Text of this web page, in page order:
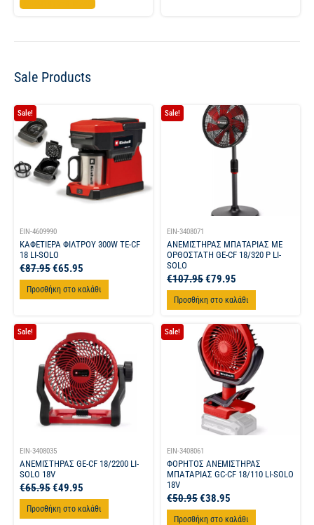
Προσθήκη στο καλάθι
Sale Products
Sale!
EIN-4609990
ΚΑΦΕΤΙΕΡΑ ΦΙΛΤΡΟΥ 300W TE-CF
18 LI-SOLO
€87.95€65.95
Προσθήκη στο καλάθι
Sale!
EIN-3408071
ΑΝΕΜΙΣΤΗΡΑΣ ΜΠΑΤΑΡΙΑΣ ΜΕ
ΟΡΘΟΣΤΑΤΗ GE-CF 18/320 P LI-
SOLO
€107.95€79.95
Προσθήκη στο καλάθι
Sale!
EIN-3408035
ΑΝΕΜΙΣΤΗΡΑΣ GE-CF 18/2200 LI-
SOLO 18V
€65.95€49.95
Προσθήκη στο καλάθι
Sale!
EIN-3408061
ΦΟΡΗΤΟΣ ΑΝΕΜΙΣΤΗΡΑΣ
ΜΠΑΤΑΡΙΑΣ GC-CF 18/110 LI-SOLO
18V
€50.95€38.95
Προσθήκη στο καλάθι